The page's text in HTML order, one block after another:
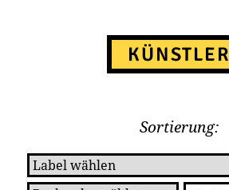
KÜNSTLER
Sortierung: